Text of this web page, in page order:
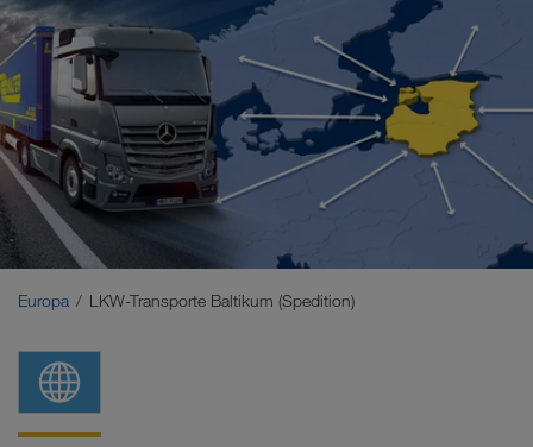
Europa
Zentralasien
Russland
Naher Osten
Europa LKW-Transporte Baltikum (Spedition)